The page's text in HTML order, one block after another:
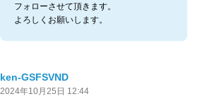
フォローさせて頂きます。
よろしくお願いします。
ken-GSFSVND
2024年10月25日 12:44